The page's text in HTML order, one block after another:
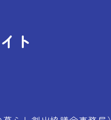
ト